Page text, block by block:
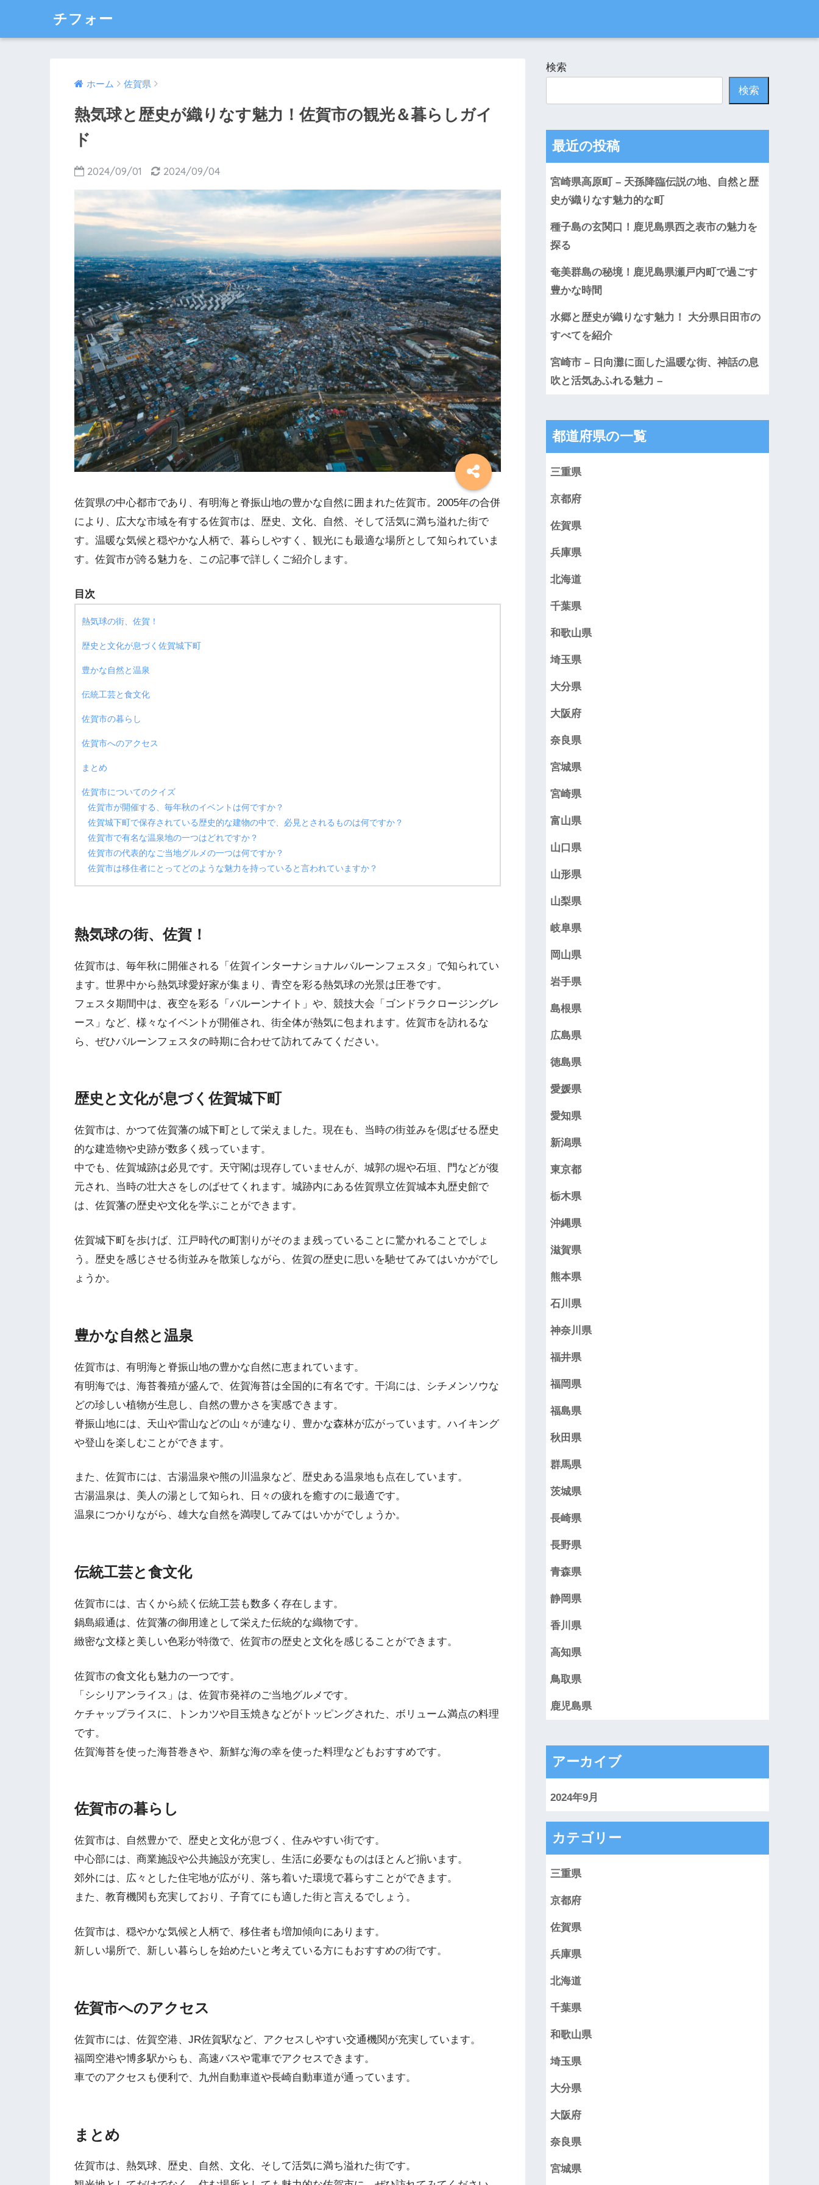
チフォー
ホーム 佐賀県
熱気球と歴史が織りなす魅力！佐賀市の観光＆暮らしガイ
ド
2024/09/01 2024/09/04
佐賀県の中心都市であり、有明海と脊振山地の豊かな自然に囲まれた佐賀市。2005年の合併
により、広大な市域を有する佐賀市は、歴史、文化、自然、そして活気に満ち溢れた街で
す。温暖な気候と穏やかな人柄で、暮らしやすく、観光にも最適な場所として知られていま
す。佐賀市が誇る魅力を、この記事で詳しくご紹介します。
目次
熱気球の街、佐賀！
歴史と文化が息づく佐賀城下町
豊かな自然と温泉
伝統工芸と食文化
佐賀市の暮らし
佐賀市へのアクセス
まとめ
佐賀市についてのクイズ
佐賀市が開催する、毎年秋のイベントは何ですか？
佐賀城下町で保存されている歴史的な建物の中で、必見とされるものは何ですか？
佐賀市で有名な温泉地の一つはどれですか？
佐賀市の代表的なご当地グルメの一つは何ですか？
佐賀市は移住者にとってどのような魅力を持っていると言われていますか？
熱気球の街、佐賀！
佐賀市は、毎年秋に開催される「佐賀インターナショナルバルーンフェスタ」で知られてい
ます。世界中から熱気球愛好家が集まり、青空を彩る熱気球の光景は圧巻です。
フェスタ期間中は、夜空を彩る「バルーンナイト」や、競技大会「ゴンドラクロージングレ
ース」など、様々なイベントが開催され、街全体が熱気に包まれます。佐賀市を訪れるな
ら、ぜひバルーンフェスタの時期に合わせて訪れてみてください。
歴史と文化が息づく佐賀城下町
佐賀市は、かつて佐賀藩の城下町として栄えました。現在も、当時の街並みを偲ばせる歴史
的な建造物や史跡が数多く残っています。
中でも、佐賀城跡は必見です。天守閣は現存していませんが、城郭の堀や石垣、門などが復
元され、当時の壮大さをしのばせてくれます。城跡内にある佐賀県立佐賀城本丸歴史館で
は、佐賀藩の歴史や文化を学ぶことができます。
佐賀城下町を歩けば、江戸時代の町割りがそのまま残っていることに驚かれることでしょ
う。歴史を感じさせる街並みを散策しながら、佐賀の歴史に思いを馳せてみてはいかがでし
ょうか。
豊かな自然と温泉
佐賀市は、有明海と脊振山地の豊かな自然に恵まれています。
有明海では、海苔養殖が盛んで、佐賀海苔は全国的に有名です。干潟には、シチメンソウな
どの珍しい植物が生息し、自然の豊かさを実感できます。
脊振山地には、天山や雷山などの山々が連なり、豊かな森林が広がっています。ハイキング
や登山を楽しむことができます。
また、佐賀市には、古湯温泉や熊の川温泉など、歴史ある温泉地も点在しています。
古湯温泉は、美人の湯として知られ、日々の疲れを癒すのに最適です。
温泉につかりながら、雄大な自然を満喫してみてはいかがでしょうか。
伝統工芸と食文化
佐賀市には、古くから続く伝統工芸も数多く存在します。
鍋島緞通は、佐賀藩の御用達として栄えた伝統的な織物です。
緻密な文様と美しい色彩が特徴で、佐賀市の歴史と文化を感じることができます。
佐賀市の食文化も魅力の一つです。
「シシリアンライス」は、佐賀市発祥のご当地グルメです。
ケチャップライスに、トンカツや目玉焼きなどがトッピングされた、ボリューム満点の料理
です。
佐賀海苔を使った海苔巻きや、新鮮な海の幸を使った料理などもおすすめです。
佐賀市の暮らし
佐賀市は、自然豊かで、歴史と文化が息づく、住みやすい街です。
中心部には、商業施設や公共施設が充実し、生活に必要なものはほとんど揃います。
郊外には、広々とした住宅地が広がり、落ち着いた環境で暮らすことができます。
また、教育機関も充実しており、子育てにも適した街と言えるでしょう。
佐賀市は、穏やかな気候と人柄で、移住者も増加傾向にあります。
新しい場所で、新しい暮らしを始めたいと考えている方にもおすすめの街です。
佐賀市へのアクセス
佐賀市には、佐賀空港、JR佐賀駅など、アクセスしやすい交通機関が充実しています。
福岡空港や博多駅からも、高速バスや電車でアクセスできます。
車でのアクセスも便利で、九州自動車道や長崎自動車道が通っています。
まとめ
佐賀市は、熱気球、歴史、自然、文化、そして活気に満ち溢れた街です。
検索
検索
最近の投稿
宮崎県高原町 – 天孫降臨伝説の地、自然と歴
史が織りなす魅力的な町
種子島の玄関口！鹿児島県西之表市の魅力を
探る
奄美群島の秘境！鹿児島県瀬戸内町で過ごす
豊かな時間
水郷と歴史が織りなす魅力！ 大分県日田市の
すべてを紹介
宮崎市 – 日向灘に面した温暖な街、神話の息
吹と活気あふれる魅力 –
都道府県の一覧
三重県
京都府
佐賀県
兵庫県
北海道
千葉県
和歌山県
埼玉県
大分県
大阪府
奈良県
宮城県
宮崎県
富山県
山口県
山形県
山梨県
岐阜県
岡山県
岩手県
島根県
広島県
徳島県
愛媛県
愛知県
新潟県
東京都
栃木県
沖縄県
滋賀県
熊本県
石川県
神奈川県
福井県
福岡県
福島県
秋田県
群馬県
茨城県
長崎県
長野県
青森県
静岡県
香川県
高知県
鳥取県
鹿児島県
アーカイブ
2024年9月
カテゴリー
三重県
京都府
佐賀県
兵庫県
北海道
千葉県
和歌山県
埼玉県
大分県
大阪府
奈良県
宮城県